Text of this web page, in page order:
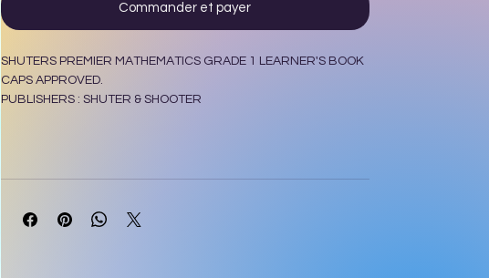
Commander et payer
SHUTERS PREMIER MATHEMATICS GRADE 1 LEARNER'S BOOK
CAPS APPROVED.
PUBLISHERS : SHUTER & SHOOTER